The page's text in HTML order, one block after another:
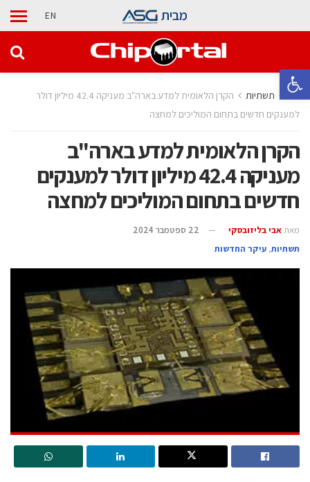
פתח סרגל נגישות
מבית EN
בית תשתיות
הקרן הלאומית למדע בארה"ב מעניקה 42.4 מיליון דולר
למענקים חדשים בתחום המוליכים למחצה
הקרן הלאומית למדע בארה"ב
מעניקה 42.4 מיליון דולר למענקים
חדשים בתחום המוליכים למחצה
מאת אבי בליזובסקי
22 ספטמבר 2024
תשתיות, עיקר החדשות